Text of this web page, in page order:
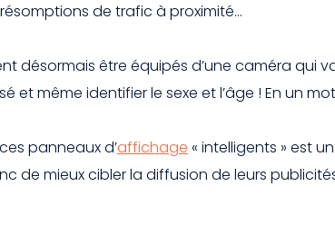
de trafic à proximité…
désormais être équipés d’une caméra qui
même identifier le sexe et l’âge ! En un
panneaux d’affichage « intelligents » est
de mieux cibler la diffusion de leurs